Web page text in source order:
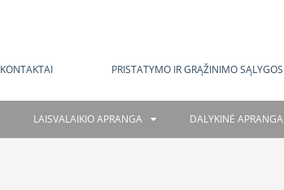
KONTAKTAI PRISTATYMO IR GRĄŽINIMO SĄLYGOS
LAISVALAIKIO APRANGA DALYKINĖ APRANGA